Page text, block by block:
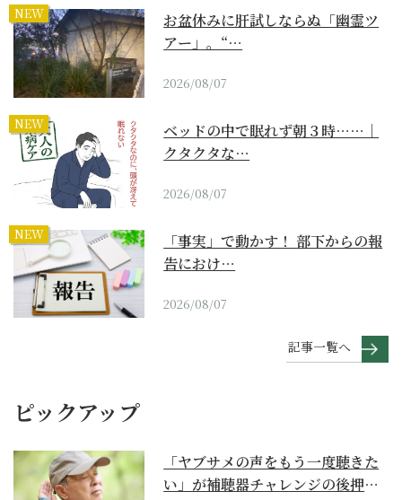
NEW
お盆休みに肝試しならぬ「幽霊ツ
アー」。“…
2026/08/07
NEW
ベッドの中で眠れず朝３時……｜
クタクタな…
2026/08/07
NEW
「事実」で動かす！ 部下からの報
告におけ…
2026/08/07
記事一覧へ
ピックアップ
「ヤブサメの声をもう一度聴きた
い」が補聴器チャレンジの後押し